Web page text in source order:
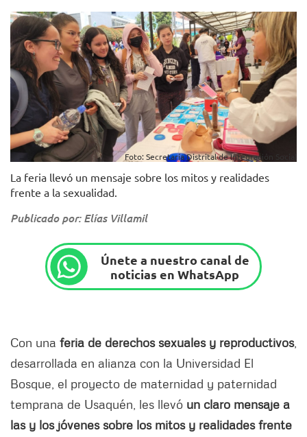
Foto: Secretaría Distrital de Integración Social
La feria llevó un mensaje sobre los mitos y realidades
frente a la sexualidad.
Publicado por: Elías Villamil
Únete a nuestro canal de
noticias en WhatsApp
Con una feria de derechos sexuales y reproductivos,
desarrollada en alianza con la Universidad El
Bosque, el proyecto de maternidad y paternidad
temprana de Usaquén, les llevó un claro mensaje a
las y los jóvenes sobre los mitos y realidades frente